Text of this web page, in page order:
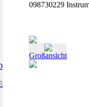
098730229
Großansicht